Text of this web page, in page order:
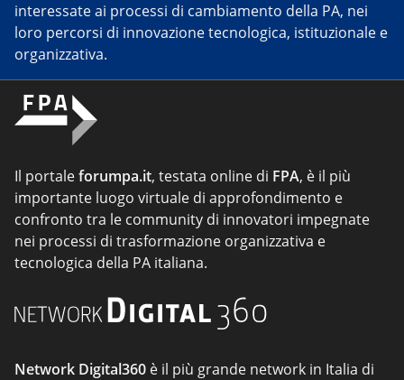
interessate ai processi di cambiamento della PA, nei
loro percorsi di innovazione tecnologica, istituzionale e
organizzativa.
Il portaleforumpa.it, testata online di FPA, è il più
importante luogo virtuale di approfondimento e
confronto tra le community di innovatori impegnate
nei processi di trasformazione organizzativa e
tecnologica della PA italiana.
Network Digital360 è il più grande network in Italia di